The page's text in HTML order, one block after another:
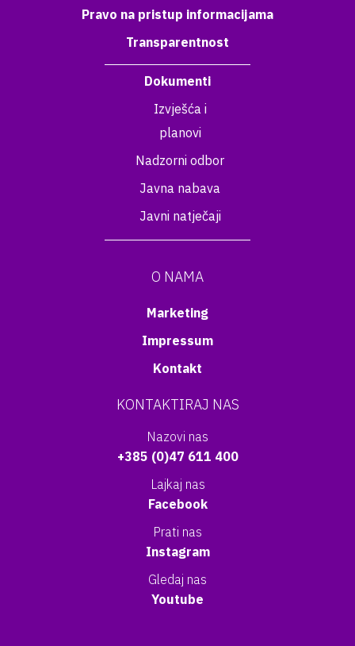
Pravo na pristup informacijama
Transparentnost
Dokumenti
Izvješća i
planovi
Nadzorni odbor
Javna nabava
Javni natječaji
O NAMA
Marketing
Impressum
Kontakt
KONTAKTIRAJ NAS
Nazovi nas
+385 (0)47 611 400
Lajkaj nas
Facebook
Prati nas
Instagram
Gledaj nas
Youtube